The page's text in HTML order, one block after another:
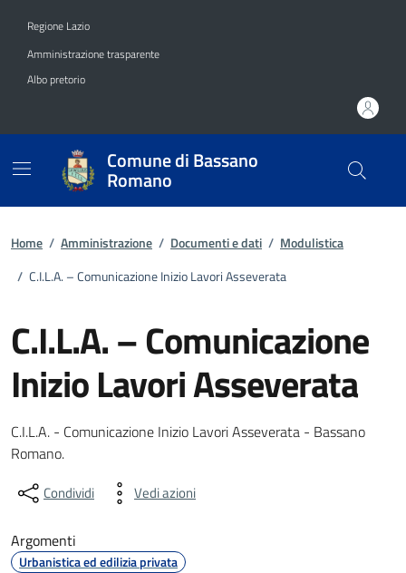
Regione Lazio
Amministrazione trasparente
Albo pretorio
Comune di Bassano
Romano
Home / Amministrazione / Documenti e dati / Modulistica
/ C.I.L.A. – Comunicazione Inizio Lavori Asseverata
C.I.L.A. – Comunicazione
Inizio Lavori Asseverata
Dettagli del documento
C.I.L.A. - Comunicazione Inizio Lavori Asseverata - Bassano
Romano.
Condividi Vedi azioni
Argomenti
Urbanistica ed edilizia privata